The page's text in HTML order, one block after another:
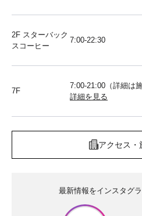
2F スターバック
スコーヒー
7:00-22:30
7F
7:00-21:00（詳細は
詳細を見る
アクセス・
最新情報をインスタグ